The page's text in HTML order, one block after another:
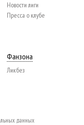
Новости лиги
Пресса о клубе
Фанзона
Ликбез
данных